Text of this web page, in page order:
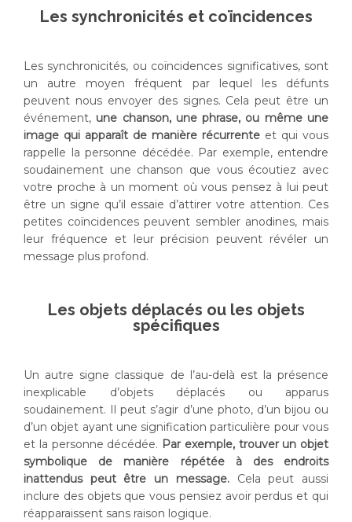
Les synchronicités et coïncidences
Les synchronicités, ou coïncidences significatives, sont
un autre moyen fréquent par lequel les défunts
peuvent nous envoyer des signes. Cela peut être un
événement, une chanson, une phrase, ou même une
image qui apparaît de manière récurrente et qui vous
rappelle la personne décédée. Par exemple, entendre
soudainement une chanson que vous écoutiez avec
votre proche à un moment où vous pensez à lui peut
être un signe qu’il essaie d’attirer votre attention. Ces
petites coïncidences peuvent sembler anodines, mais
leur fréquence et leur précision peuvent révéler un
message plus profond.
Les objets déplacés ou les objets
spécifiques
Un autre signe classique de l’au-delà est la présence
inexplicable d’objets déplacés ou apparus
soudainement. Il peut s’agir d’une photo, d’un bijou ou
d’un objet ayant une signification particulière pour vous
et la personne décédée. Par exemple, trouver un objet
symbolique de manière répétée à des endroits
inattendus peut être un message.Cela peut aussi
inclure des objets que vous pensiez avoir perdus et qui
réapparaissent sans raison logique.